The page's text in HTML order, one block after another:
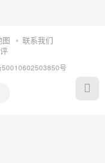
图
联系我们
50010602503850号